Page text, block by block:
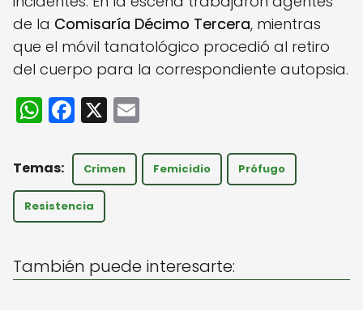
de la Comisaría Décimo Tercera, mientras
que el móvil tanatológico procedió al retiro
del cuerpo para la correspondiente autopsia.
W
h
a
ts
A
p
F
a
c
e
b
o
k
X
ai
l
Crimen Femicidio Prófugo
Resistencia
También puede interesarte: